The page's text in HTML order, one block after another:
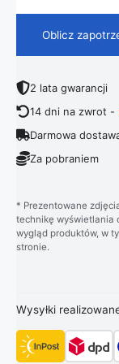
Oblicz
2 lata gwarancji
14 dni na zwrot -
Darmowa
Za pobraniem
* Prezentowane
technikę wyświetlania
wygląd produktów, w
stronie.
Wysyłki